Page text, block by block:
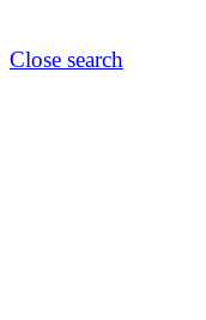
Close search